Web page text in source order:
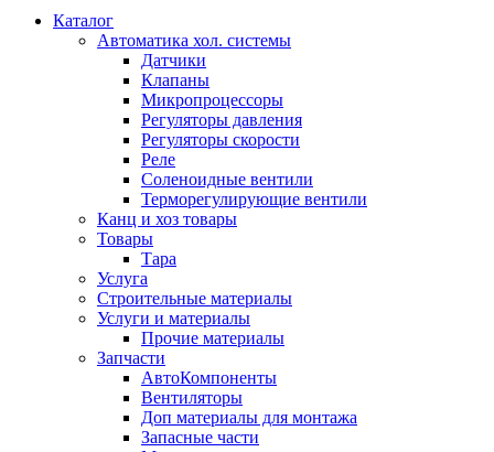
Каталог
Автоматика хол. системы
Датчики
Клапаны
Микропроцессоры
Регуляторы давления
Регуляторы скорости
Реле
Соленоидные вентили
Терморегулирующие вентили
Канц и хоз товары
Товары
Тара
Услуга
Строительные материалы
Услуги и материалы
Прочие материалы
Запчасти
АвтоКомпоненты
Вентиляторы
Доп материалы для монтажа
Запасные части